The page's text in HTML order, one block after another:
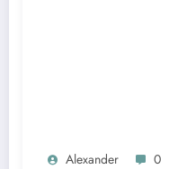
Alexander 0